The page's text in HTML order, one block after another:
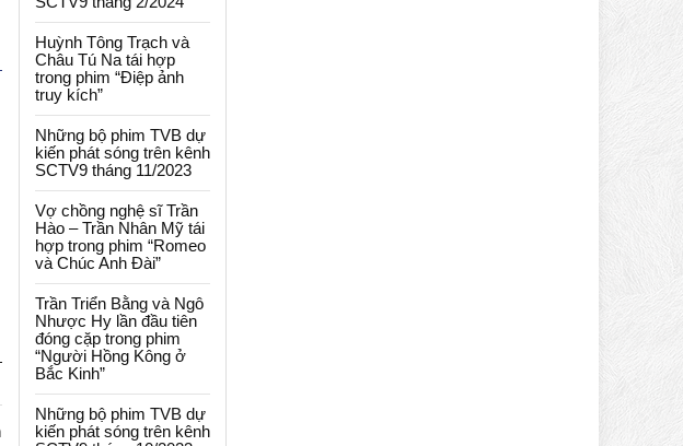
Huỳnh Tông Trạch và
Châu Tú Na tái hợp
trong phim “Điệp ảnh
truy kích”
Những bộ phim TVB dự
kiến phát sóng trên kênh
SCTV9 tháng 11/2023
Vợ chồng nghệ sĩ Trần
Hào – Trần Nhân Mỹ tái
hợp trong phim “Romeo
và Chúc Anh Đài”
Trần Triển Bằng và Ngô
Nhược Hy lần đầu tiên
đóng cặp trong phim
“Người Hồng Kông ở
Bắc Kinh”
Những bộ phim TVB dự
kiến phát sóng trên kênh